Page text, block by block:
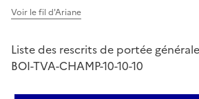
Voir le fil d'Ariane
Liste des rescrits de portée
BOI-TVA-CHAMP-10-10-10